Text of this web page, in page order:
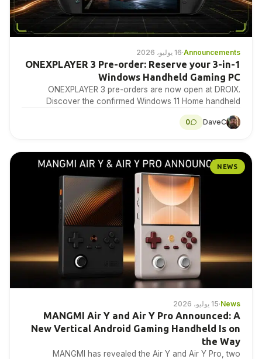
Announcements
·16 يوليو، 2026
ONEXPLAYER 3 Pre-order: Reserve your 3-in-1
Windows Handheld Gaming PC
ONEXPLAYER 3 pre-orders are now open at DROIX.
Discover the confirmed Windows 11 Home handheld
specifications, detachable-control design, 8.8-inch 144Hz
AMOLED display, Intel Arc…
DaveC
0
NEWS
News
·15 يوليو، 2026
MANGMI Air Y and Air Y Pro Announced: A
New Vertical Android Gaming Handheld Is on
the Way
MANGMI has revealed the Air Y and Air Y Pro, two